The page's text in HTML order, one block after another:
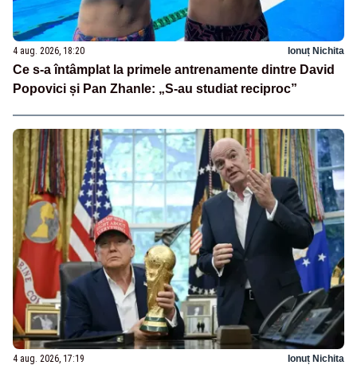
4 aug. 2026, 18:20 Ionuț Nichita
Ce s-a întâmplat la primele antrenamente dintre David
Popovici și Pan Zhanle: „S-au studiat reciproc”
4 aug. 2026, 17:19 Ionuț Nichita